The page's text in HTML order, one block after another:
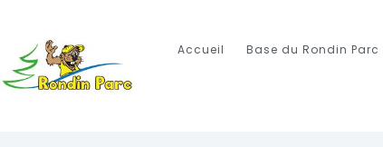
Accueil Base du Rondin Parc